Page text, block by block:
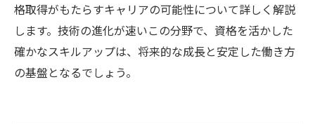
格取得がもたらすキャリアの可能性について詳しく解説
します。技術の進化が速いこの分野で、資格を活かした
確かなスキルアップは、将来的な成長と安定した働き方
の基盤となるでしょう。